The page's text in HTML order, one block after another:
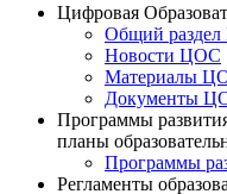
Цифровая
Общий
Новости ЦОС
Материалы
Документы
Программы
планы
Программы
Регламенты